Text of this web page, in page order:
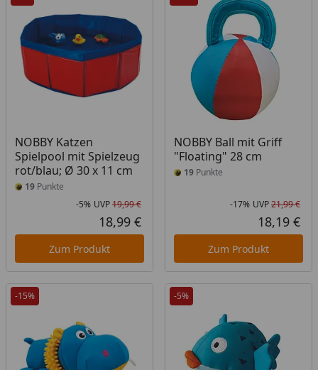
NOBBY Katzen
Spielpool mit Spielzeug
rot/blau; Ø 30 x 11 cm
19 Punkte
Rabatt in Prozent
-5%
Ursprünglicher Preis
UVP19,99 €
Aktueller Preis
18,99 €
Zum Produkt
NOBBY Ball mit Griff
"Floating" 28 cm
19Punkte
-17% UVP21,99 €
18,19 €
Zum Produkt
-15% -5%